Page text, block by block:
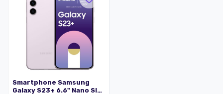
Smartphone Samsung
Galaxy S23+ 6.6" Nano SIM